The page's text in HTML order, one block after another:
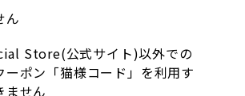
ん
Store(公式サイト)以外での
ーポン「猫様コード」を利用す
ません